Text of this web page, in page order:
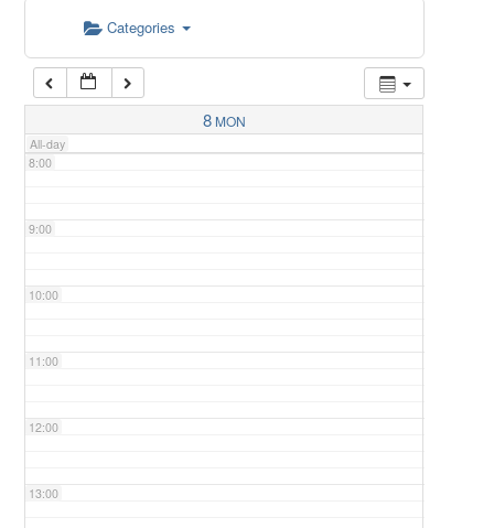
Categories
8 MON
All-day
7:00
8:00
9:00
10:00
11:00
12:00
13:00